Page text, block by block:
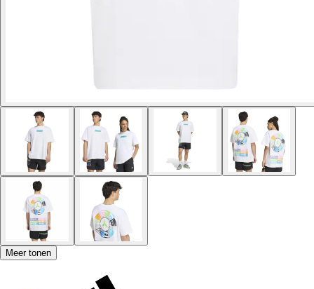
Meer tonen